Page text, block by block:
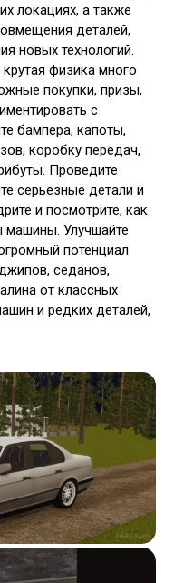
локациях, а также
деталей,
новых технологий.
крутая физика много
покупки, призы,
с
бампера, капоты,
коробку передач,
Проведите
серьезные детали и
и посмотрите, как
Улучшайте
потенциал
седанов,
от классных
и редких деталей,